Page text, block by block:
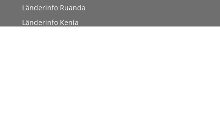
Länderinfo Ruanda
Länderinfo Kenia